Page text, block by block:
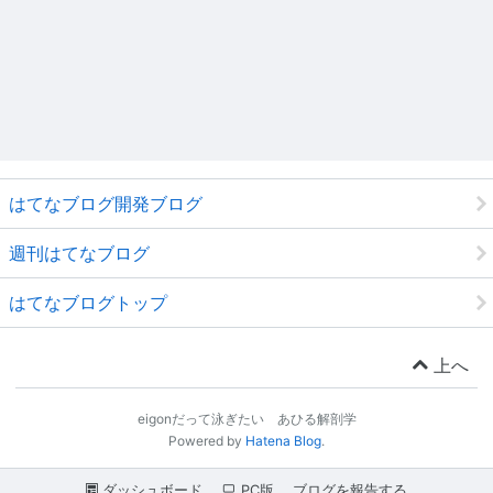
はてなブログ開発ブログ
週刊はてなブログ
はてなブログトップ
上へ
eigonだって泳ぎたい あひる解剖学
Powered by Hatena Blog.